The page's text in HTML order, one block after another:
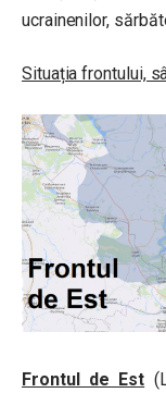
ucrainenilor,
Situația frontului,
Frontul de Est